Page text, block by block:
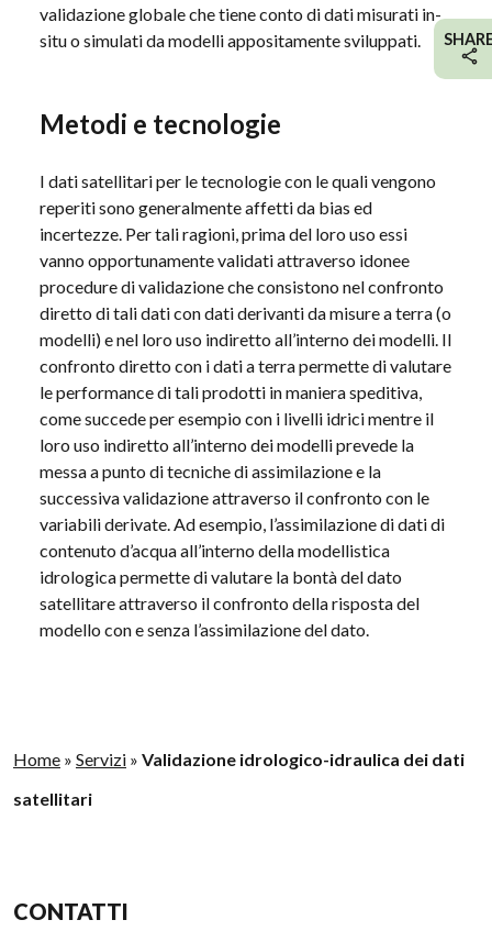
validazione globale che tiene conto di dati misurati in-
situ o simulati da modelli appositamente sviluppati.
Metodi e tecnologie
I dati satellitari per le tecnologie con le quali vengono
reperiti sono generalmente affetti da bias ed
incertezze. Per tali ragioni, prima del loro uso essi
vanno opportunamente validati attraverso idonee
procedure di validazione che consistono nel confronto
diretto di tali dati con dati derivanti da misure a terra (o
modelli) e nel loro uso indiretto all’interno dei modelli. Il
confronto diretto con i dati a terra permette di valutare
le performance di tali prodotti in maniera speditiva,
come succede per esempio con i livelli idrici mentre il
loro uso indiretto all’interno dei modelli prevede la
messa a punto di tecniche di assimilazione e la
successiva validazione attraverso il confronto con le
variabili derivate. Ad esempio, l’assimilazione di dati di
contenuto d’acqua all’interno della modellistica
idrologica permette di valutare la bontà del dato
satellitare attraverso il confronto della risposta del
modello con e senza l’assimilazione del dato.
Home » Servizi » Validazione idrologico-idraulica dei dati
satellitari
CONTATTI